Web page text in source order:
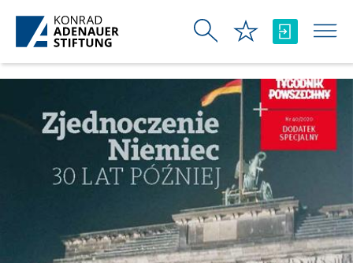
Skip to Main Content